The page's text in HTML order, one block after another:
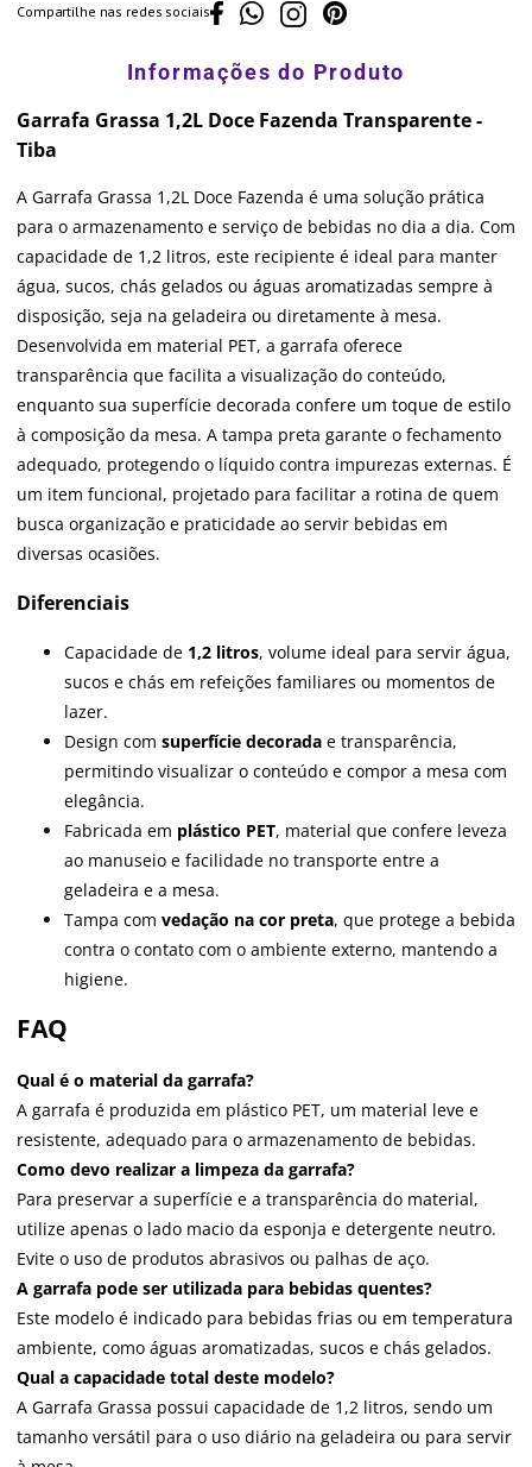
Compartilhe nas redes sociais
Garrafa Grassa 1,2L Doce Fazenda Transparente -
Tiba
A Garrafa Grassa 1,2L Doce Fazenda é uma solução prática
para o armazenamento e serviço de bebidas no dia a dia. Com
capacidade de 1,2 litros, este recipiente é ideal para manter
água, sucos, chás gelados ou águas aromatizadas sempre à
disposição, seja na geladeira ou diretamente à mesa.
Desenvolvida em material PET, a garrafa oferece
transparência que facilita a visualização do conteúdo,
enquanto sua superfície decorada confere um toque de estilo
à composição da mesa. A tampa preta garante o fechamento
adequado, protegendo o líquido contra impurezas externas. É
um item funcional, projetado para facilitar a rotina de quem
busca organização e praticidade ao servir bebidas em
diversas ocasiões.
Diferenciais
Capacidade de 1,2 litros, volume ideal para servir água,
sucos e chás em refeições familiares ou momentos de
lazer.
Design com superfície decorada e transparência,
permitindo visualizar o conteúdo e compor a mesa com
elegância.
Fabricada em plástico PET, material que confere leveza
ao manuseio e facilidade no transporte entre a
geladeira e a mesa.
Tampa com vedação na cor preta, que protege a bebida
contra o contato com o ambiente externo, mantendo a
higiene.
FAQ
Qual é o material da garrafa?
A garrafa é produzida em plástico PET, um material leve e
resistente, adequado para o armazenamento de bebidas.
Como devo realizar a limpeza da garrafa?
Para preservar a superfície e a transparência do material,
utilize apenas o lado macio da esponja e detergente neutro.
Evite o uso de produtos abrasivos ou palhas de aço.
A garrafa pode ser utilizada para bebidas quentes?
Este modelo é indicado para bebidas frias ou em temperatura
ambiente, como águas aromatizadas, sucos e chás gelados.
Qual a capacidade total deste modelo?
A Garrafa Grassa possui capacidade de 1,2 litros, sendo um
tamanho versátil para o uso diário na geladeira ou para servir